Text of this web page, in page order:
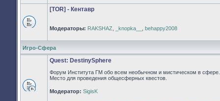
Нет
сообщений
[TOR] - Кентавр
Модераторы: RAKSHAZ _knopka__ behappy2008
Игро-Сфера
Нет
Quest: DestinySphere
Форум Института ГМ обо всем необычном и мистическом в сфере.
Место для проведения общесферных квестов.
Модератор: SigisK